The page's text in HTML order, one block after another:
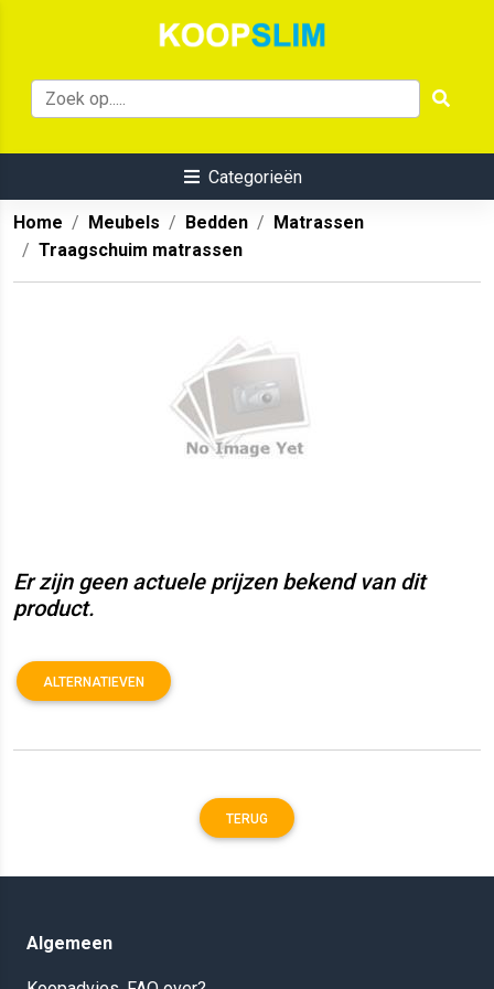
Categorieën
Home Meubels Bedden
Matrassen
Traagschuim matrassen
Er zijn geen actuele prijzen bekend van dit
product.
ALTERNATIEVEN
TERUG
Algemeen